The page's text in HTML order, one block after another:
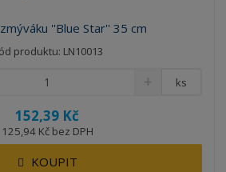
''Blue Star'' 35 cm
produktu: LN10013
152,39 Kč
125,94 Kč bez DPH
ks
KOUPIT